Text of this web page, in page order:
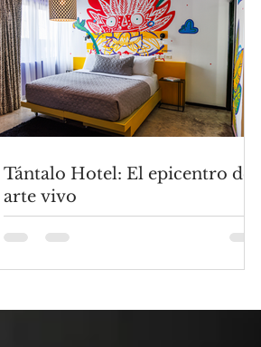
Tántalo Hotel: El epicentro del
arte vivo